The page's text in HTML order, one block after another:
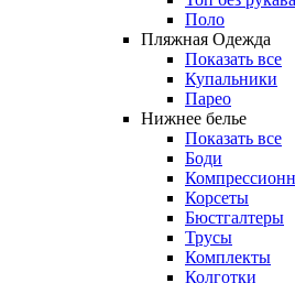
Поло
Пляжная Одежда
Показать все
Купальники
Парео
Нижнее белье
Показать все
Боди
Корсеты
Бюстгалтеры
Трусы
Комплекты
Колготки